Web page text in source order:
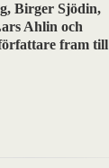
Birger Sjödin,
Ahlin och
fram till